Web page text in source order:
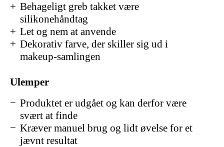
Behageligt greb takket være
silikonehåndtag
Let og nem at anvende
Dekorativ farve, der skiller sig ud i
makeup-samlingen
Ulemper
Produktet er udgået og kan derfor være
svært at finde
Kræver manuel brug og lidt øvelse for et
jævnt resultat